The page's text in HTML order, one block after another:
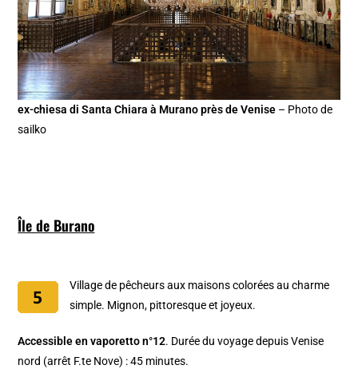
ex-chiesa di Santa Chiara à Murano près de Venise – Photo de
sailko
Île de Burano
Village de pêcheurs aux maisons colorées au charme
simple. Mignon, pittoresque et joyeux.
Accessible en vaporetto n°12. Durée du voyage depuis Venise
nord (arrêt F.te Nove) : 45 minutes.